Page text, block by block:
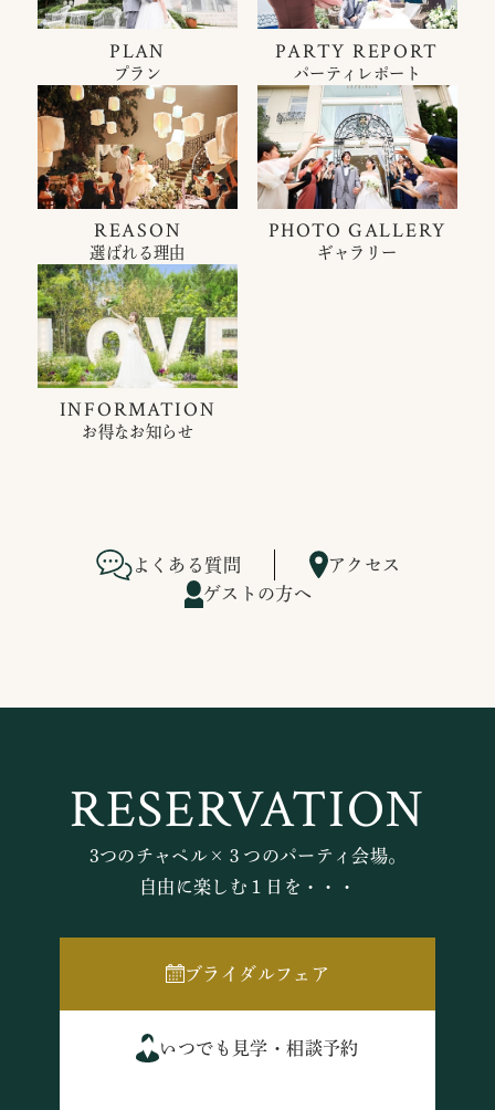
PLAN
プラン
PARTY REPORT
パーティレポート
REASON
選ばれる理由
PHOTO GALLERY
ギャラリー
INFORMATION
お得なお知らせ
よくある質問
アクセス
ゲストの方へ
RESERVATION
3つのチャペル×３つのパーティ会場。
自由に楽しむ１日を・・・
ブライダルフェア
いつでも見学・相談予約